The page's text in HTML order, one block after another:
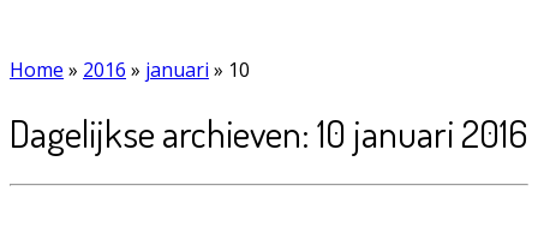
Home » 2016 » januari » 10
Dagelijkse archieven:10 januari 2016